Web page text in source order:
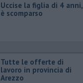
Uccise la figlia di 4 anni,
è scomparso
​Tutte le offerte di
lavoro in provincia di
Arezzo